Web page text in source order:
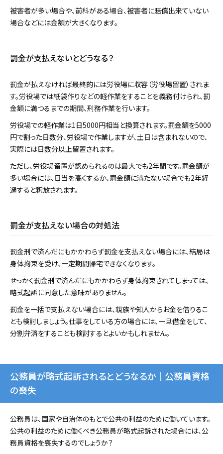
被害者が多い場合や、前科がある場合、被害者に賠償出来ていない
場合などには金額が大きくなります。
罰金が支払えないとどうなる？
罰金が払えなければ最終的には労役場に収容（労役場留置）されま
す。労役場では紙袋作りなどの軽作業をすることを義務付けられ、罰
金額に満つるまでの期間、刑務作業を行います。
労役場での軽作業は1日5000円相当と換算されます。罰金額を5000
円で割った日数分、労役場で作業しますが、土日は含まれないので、
実際には日数分以上留置されます。
ただし、労役場留置が認められるのは最大でも2年間です。罰金額が
多い場合には、日当を高くするか、罰金額に満たない場合でも2年経
過すると釈放されます。
罰金が支払えない場合の対処法
罰金刑で済んだにもかかわらず罰金を支払えない場合には、結局は
身体拘束を受け、一定期間帰宅できなくなります。
せっかく罰金刑で済んだにもかかわらず身体拘束されてしまっては、
略式起訴に同意した意味がありません。
罰金を一括で支払えない場合には、親族や知人からお金を借りるこ
とも検討しましょう。仕事をしている方の場合には、一旦借金をして、
分割弁済をすることも検討するとよいかもしれません。
公務員が略式起訴されるとどうなるか｜公務員資格
の喪失
公務員は、国家や自治体のもとで公共の利益のために働いています。
公共の利益のために働くべき公務員が略式起訴された場合には、公
務員資格を喪失するのでしょうか？